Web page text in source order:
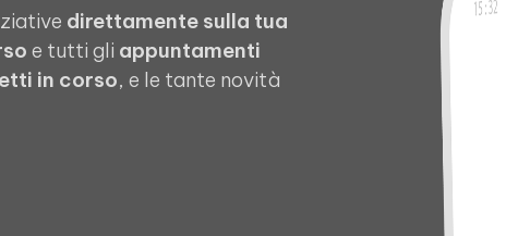
direttamente sulla tua
e tutti gli appuntamenti
in corso, e le tante novità